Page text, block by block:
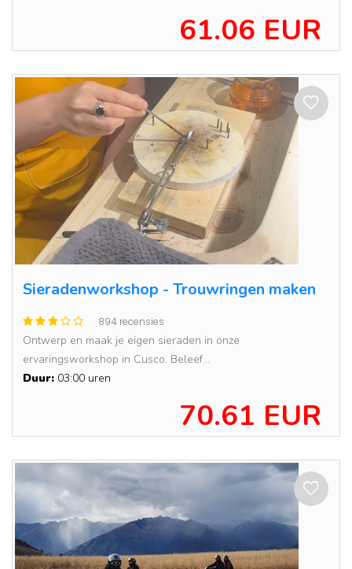
61.06 EUR
Sieradenworkshop - Trouwringen maken
894 recensies
Ontwerp en maak je eigen sieraden in onze
ervaringsworkshop in Cusco. Beleef...
Duur: 03:00 uren
70.61 EUR